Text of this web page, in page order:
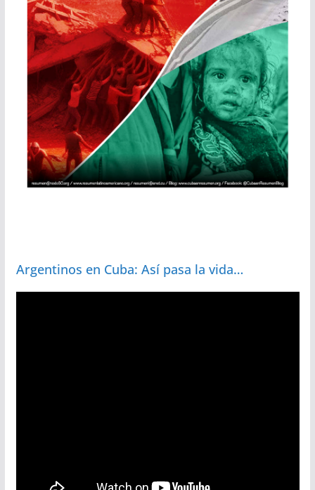
Argentinos en Cuba: Así pasa la vida…